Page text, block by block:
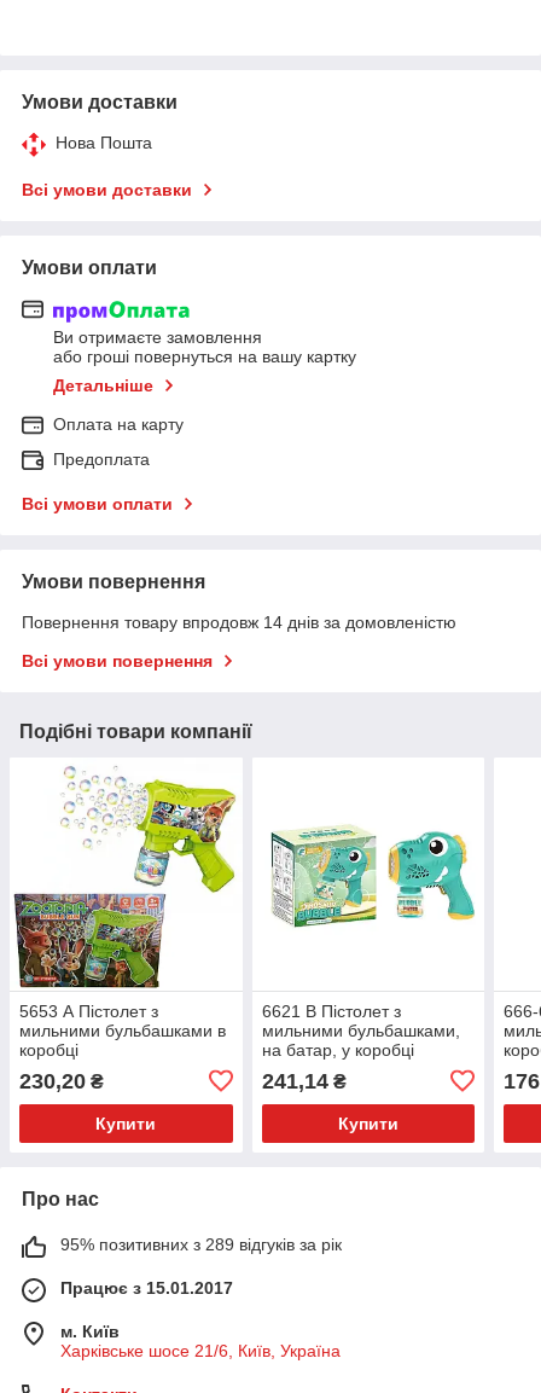
Умови доставки
Нова Пошта
Всі умови доставки
Умови оплати
Ви отримаєте замовлення
або гроші повернуться на вашу картку
Детальніше
Оплата на карту
Предоплата
Всі умови оплати
Умови повернення
Повернення товару впродовж 14 днів за домовленістю
Всі умови повернення
Подібні товари компанії
5653 А Пістолет з
мильними бульбашками в
коробці
230,20 ₴
Купити
6621 В Пістолет з
мильними бульбашками,
на батар, у коробці
241,14₴
Купити
666-
Про нас
95% позитивних з 289 відгуків за рік
Працює з 15.01.2017
м. Київ
Харківське шосе 21/6, Київ, Україна